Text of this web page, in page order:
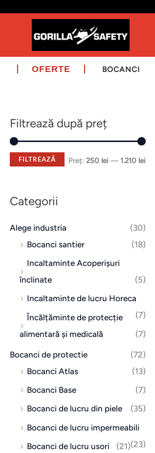
OFERTE BOCANCI
Filtrează după preț
rr
FILTREAZĂ Preț:250 lei — 1.210 lei
Categorii
Alege industria
(30)
Bocanci santier
(18)
Incaltaminte Acoperișuri
înclinate
(5)
Incaltaminte de lucru Horeca
(7)
Încălțăminte de protecție
alimentară și medicală
(7)
Bocanci de protectie
(72)
Bocanci Atlas
(13)
Bocanci Base
(7)
Bocanci de lucru din piele
(35)
Bocanci de lucru impermeabili
(23)
Bocanci de lucru usori
(21)